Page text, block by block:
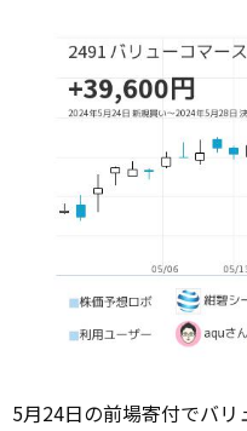
5月24日の前場寄付でバ